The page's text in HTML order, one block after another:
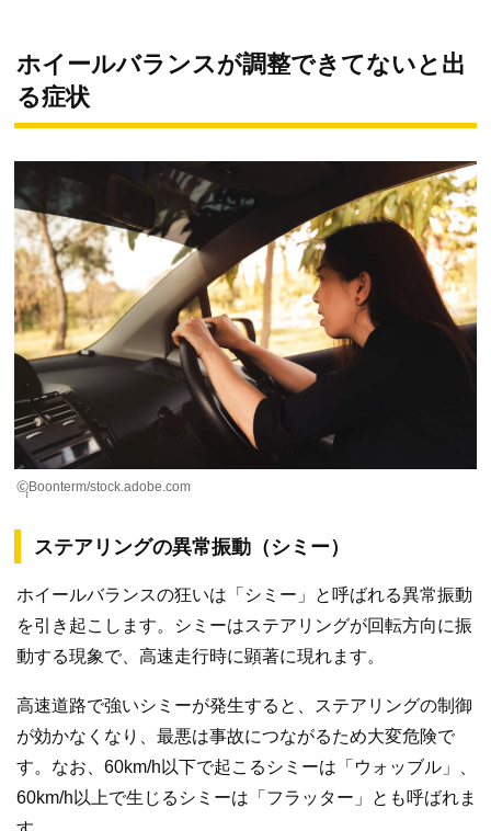
ホイールバランスが調整できてないと出
る症状
©ฺฺฺBoonterm/stock.adobe.com
ステアリングの異常振動（シミー）
ホイールバランスの狂いは「シミー」と呼ばれる異常振動
を引き起こします。シミーはステアリングが回転方向に振
動する現象で、高速走行時に顕著に現れます。
高速道路で強いシミーが発生すると、ステアリングの制御
が効かなくなり、最悪は事故につながるため大変危険で
す。なお、60km/h以下で起こるシミーは「ウォッブル」、
60km/h以上で生じるシミーは「フラッター」とも呼ばれま